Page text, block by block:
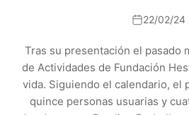
22/02/24
Tras su presentación el pasado
de Actividades de Fundación
vida. Siguiendo el calendario, el
quince personas usuarias y